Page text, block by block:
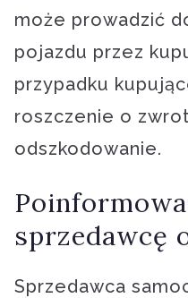
może prowadzić
pojazdu przez
przypadku
roszczenie o
odszkodowanie.
sprzedawcę
Sprzedawca